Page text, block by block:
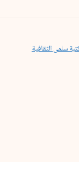
سلمى الثقافية